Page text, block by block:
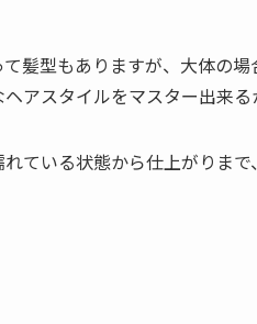
髪型もありますが、大体の
アスタイルをマスター出来
ている状態から仕上がりまで、